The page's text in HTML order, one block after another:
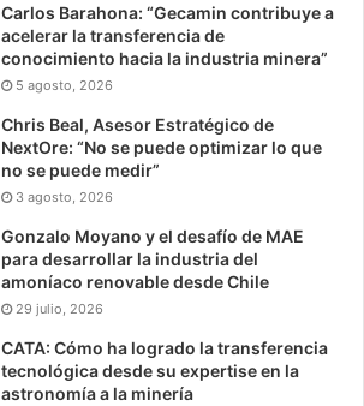
Carlos Barahona: “Gecamin contribuye a
acelerar la transferencia de
conocimiento hacia la industria minera”
5 agosto, 2026
Chris Beal, Asesor Estratégico de
NextOre: “No se puede optimizar lo que
no se puede medir”
3 agosto, 2026
Gonzalo Moyano y el desafío de MAE
para desarrollar la industria del
amoníaco renovable desde Chile
29 julio, 2026
CATA: Cómo ha logrado la transferencia
tecnológica desde su expertise en la
astronomía a la minería